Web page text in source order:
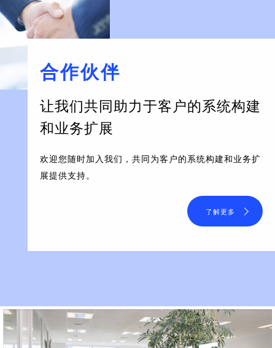
合作伙伴
让我们共同助力于客户的系统构建
和业务扩展
欢迎您随时加入我们，共同为客户的系统构建和业务扩
展提供支持。
了解更多